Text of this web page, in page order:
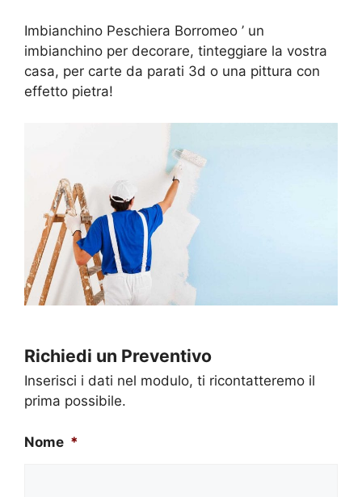
Imbianchino Peschiera Borromeo ’ un
imbianchino per decorare, tinteggiare la vostra
casa, per carte da parati 3d o una pittura con
effetto pietra!
Richiedi un Preventivo
Inserisci i dati nel modulo, ti ricontatteremo il
prima possibile.
Nome *